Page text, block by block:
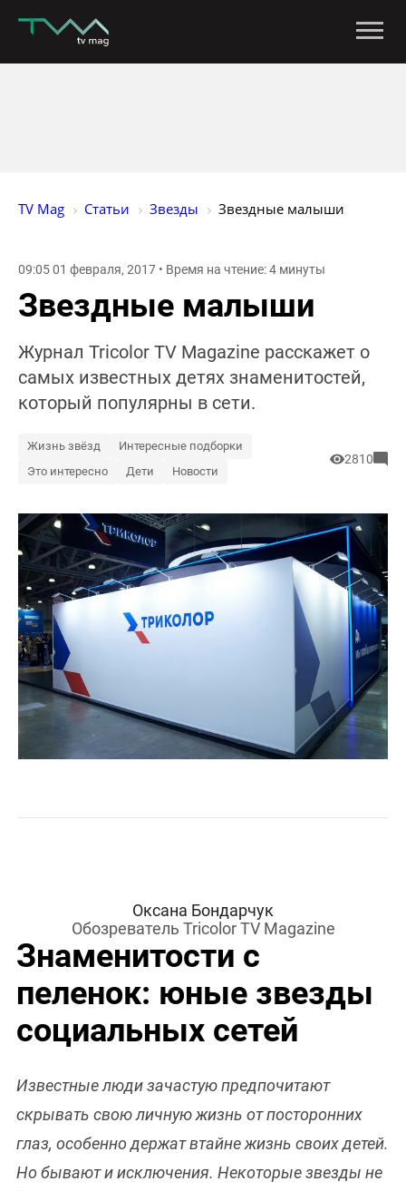
TV Mag Статьи Звезды Звездные малыши
09:05 01 февраля, 2017 • Время на чтение: 4 минуты
Звездные малыши
Журнал Tricolor TV Magazine расскажет о
самых известных детях знаменитостей,
который популярны в сети.
Жизнь звёзд
Интересные подборки
Это интересно
Дети Новости
2810
Оксана Бондарчук
Обозреватель Tricolor TV Magazine
Знаменитости с
пеленок: юные звезды
социальных сетей
Известные люди зачастую предпочитают
скрывать свою личную жизнь от посторонних
глаз, особенно держат втайне жизнь своих детей.
Но бывают и исключения. Некоторые звезды не